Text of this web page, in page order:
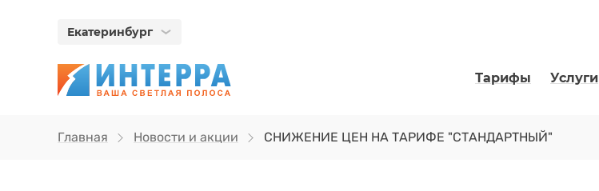
Екатеринбург
Тарифы Услуги
Главная Новости и акции СНИЖЕНИЕ ЦЕН НА ТАРИФЕ "СТАНДАРТНЫЙ"